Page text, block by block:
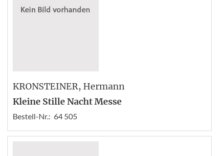
KRONSTEINER, Hermann
Kleine Stille Nacht Messe
Bestell-Nr.: 64 505